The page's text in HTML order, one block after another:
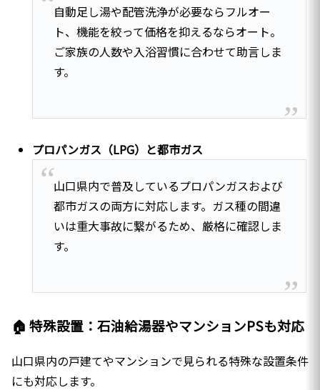
自動足し湯や配管洗浄が必要ならフルオー
ト、機能を絞って価格を抑えるならオート。
ご家族の人数や入浴習慣に合わせて助言しま
す。
プロパンガス（LPG）と都市ガス
山口県内で普及しているプロパンガスおよび
都市ガスの両方に対応します。ガス種の間違
いは重大事故に繋がるため、厳格に確認しま
す。
🏠 特殊設置：石油給湯器やマンションPSも対応
山口県内の戸建てやマンションで見られる特殊な設置条件
にも対応します。